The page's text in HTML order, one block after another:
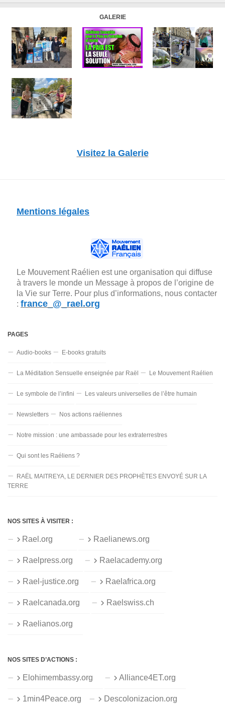
GALERIE
Visitez la Galerie
Mentions légales
Le Mouvement Raélien est une organisation qui diffuse
à travers le monde un Message à propos de l’origine de
la Vie sur Terre. Pour plus d’informations, nous contacter
: france_@_rael.org
PAGES
Audio-books E-books gratuits
La Méditation Sensuelle enseignée par Raël Le Mouvement Raélien
Le symbole de l’infini Les valeurs universelles de l’être humain
Newsletters Nos actions raéliennes
Notre mission : une ambassade pour les extraterrestres
Qui sont les Raéliens ?
RAËL MAITREYA, LE DERNIER DES PROPHÈTES ENVOYÉ SUR LA
TERRE
NOS SITES À VISITER :
Rael.org Raelianews.org
Raelpress.org Raelacademy.org
Rael-justice.org Raelafrica.org
Raelcanada.org Raelswiss.ch
Raelianos.org
NOS SITES D’ACTIONS :
Elohimembassy.org Alliance4ET.org
1min4Peace.org Descolonizacion.org